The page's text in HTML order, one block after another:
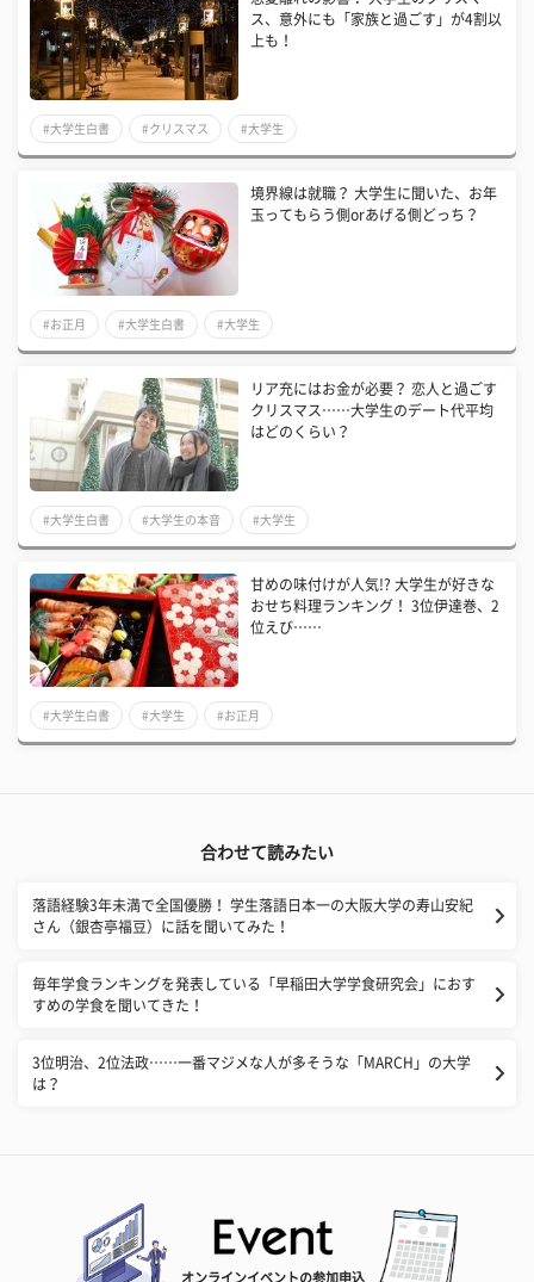
ス、意外にも「家族と過ごす」が4割以
上も！
#大学生白書 #クリスマス #大学生
境界線は就職？ 大学生に聞いた、お年
玉ってもらう側orあげる側どっち？
#お正月 #大学生白書 #大学生
リア充にはお金が必要？ 恋人と過ごす
クリスマス……大学生のデート代平均
はどのくらい？
#大学生白書 #大学生の本音 #大学生
甘めの味付けが人気!? 大学生が好きな
おせち料理ランキング！ 3位伊達巻、2
位えび……
#大学生白書 #大学生 #お正月
合わせて読みたい
落語経験3年未満で全国優勝！ 学生落語日本一の大阪大学の寿山安紀
さん（銀杏亭福豆）に話を聞いてみた！
毎年学食ランキングを発表している「早稲田大学学食研究会」におす
すめの学食を聞いてきた！
3位明治、2位法政……一番マジメな人が多そうな「MARCH」の大学
は？
オンラインイベントの参加申込